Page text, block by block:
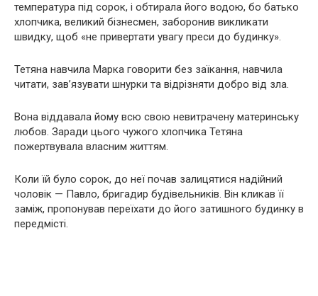
температура під сорок, і обтирала його водою, бо батько
хлопчика, великий бізнесмен, заборонив викликати
швидку, щоб «не привертати увагу преси до будинку».
Тетяна навчила Марка говорити без заїкання, навчила
читати, зав’язувати шнурки та відрізняти добро від зла.
Вона віддавала йому всю свою невитрачену материнську
любов. Заради цього чужого хлопчика Тетяна
пожертвувала власним життям.
Коли їй було сорок, до неї почав залицятися надійний
чоловік — Павло, бригадир будівельників. Він кликав її
заміж, пропонував переїхати до його затишного будинку в
передмісті.